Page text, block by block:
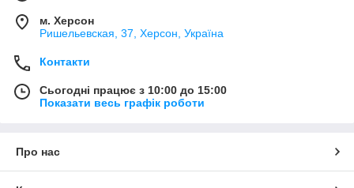
м. Херсон
Ришельевская, 37, Херсон, Україна
Контакти
Сьогодні працює з 10:00 до 15:00
Показати весь графік роботи
Про нас